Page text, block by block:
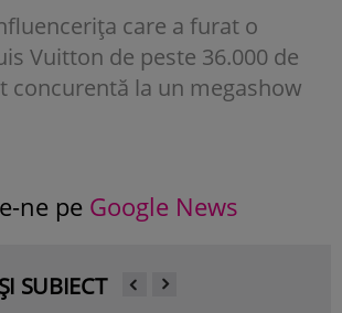
care a furat o
Vuitton de peste 36.000 de
concurentă la un megashow
ne pe Google News
SUBIECT